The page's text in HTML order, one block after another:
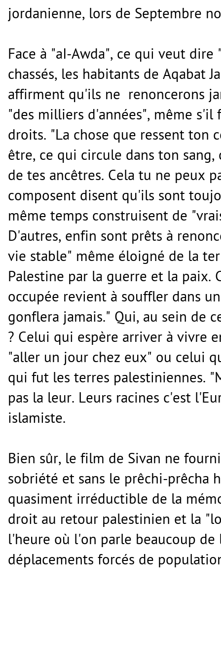
jordanienne, lors de Septembre
Face à "aI-Awda", ce qui veut
chassés, les habitants de Aqabat
affirment qu'ils ne renoncerons
"des milliers d'années", même
droits. "La chose que ressent ton
être, ce qui circule dans ton
de tes ancêtres. Cela tu ne peux
composent disent qu'ils sont
même temps construisent de
D'autres, enfin sont prêts à
vie stable" même éloigné de la
Palestine par la guerre et la paix.
occupée revient à souffler dans
gonflera jamais." Qui, au sein de
? Celui qui espère arriver à vivre
"aller un jour chez eux" ou celui
qui fut les terres palestiniennes.
pas la leur. Leurs racines c'est
islamiste.
Bien sûr, le film de Sivan ne
sobriété et sans le prêchi-prêcha
quasiment irréductible de la
droit au retour palestinien et la
l'heure où l'on parle beaucoup
déplacements forcés de